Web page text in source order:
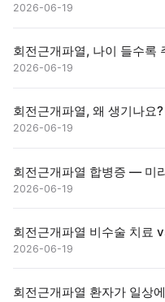
2026-06-19
회전근개파열, 나이 들수록
2026-06-19
회전근개파열, 왜 생기나요
2026-06-19
회전근개파열 합병증 — 미
2026-06-19
회전근개파열 비수술 치료
2026-06-19
회전근개파열 환자가 일상